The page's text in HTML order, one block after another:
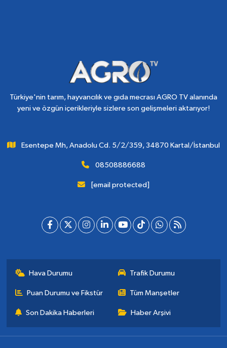
Türkiye'nin tarım, hayvancılık ve gıda mecrası AGRO TV alanında
yeni ve özgün içerikleriyle sizlere son gelişmeleri aktarıyor!
Esentepe Mh, Anadolu Cd. 5/2/359, 34870 Kartal/İstanbul
08508886688
[email protected]
Hava Durumu Trafik Durumu
Puan Durumu ve Fikstür Tüm Manşetler
Son Dakika Haberleri Haber Arşivi